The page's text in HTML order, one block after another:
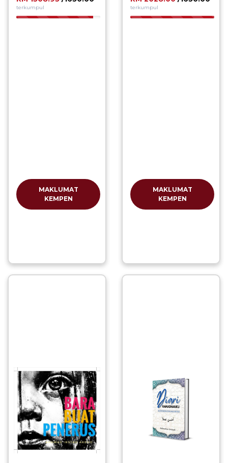
BUKU PERTAMA)
terkumpul
91.45%
MAKLUMAT
KEMPEN
terkumpul
100.00%
MAKLUMAT
KEMPEN